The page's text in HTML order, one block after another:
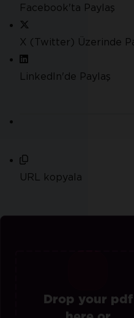
Facebook'ta Paylaş
X (Twitter) Üzerinde
LinkedIn'de Paylaş
URL kopyala